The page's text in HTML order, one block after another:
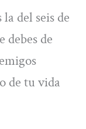
del seis de
debes de
de tu vida